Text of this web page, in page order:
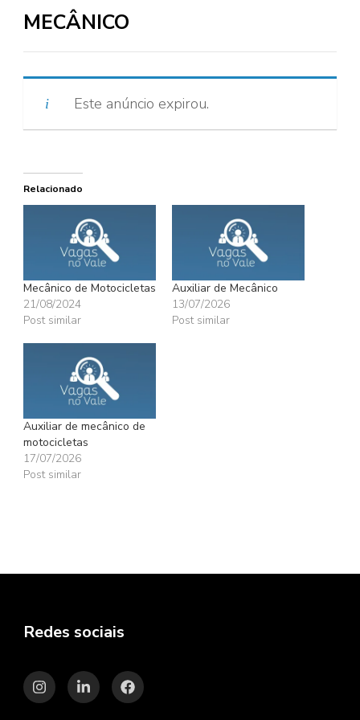
MECÂNICO
Este anúncio expirou.
Relacionado
Mecânico de Motocicletas
21/08/2024
Post similar
Auxiliar de Mecânico
13/07/2026
Post similar
Auxiliar de mecânico de
motocicletas
17/07/2026
Post similar
Redes sociais